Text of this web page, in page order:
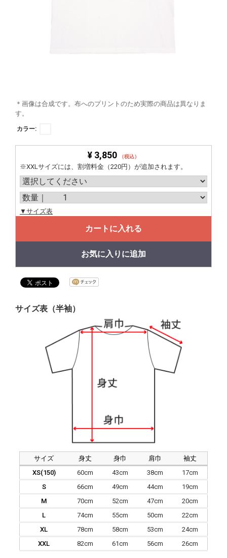
＊画像は合成です。布へのプリントのため実際の商品は異なりま
す。
カラー:
¥ 3,850 （税込）
※XXLサイズには、割増料金（220円）が追加されます。
▼サイズ表
カートに入れる
お気に入りに追加
サイズ表（半袖）
サイズ 身丈 身巾 肩巾
袖丈
XS(150)
60cm 43cm 38cm
17cm
S
66cm 49cm 44cm
19cm
M
70cm 52cm 47cm
20cm
L
74cm 55cm 50cm
22cm
XL
78cm 58cm 53cm
24cm
XXL
82cm 61cm 56cm 26cm